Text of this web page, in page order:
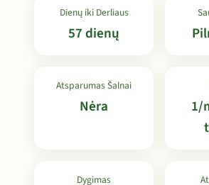
Dienų iki Derliaus
57 dienų
Atsparumas Šalnai
Nėra
1/
Dygimas